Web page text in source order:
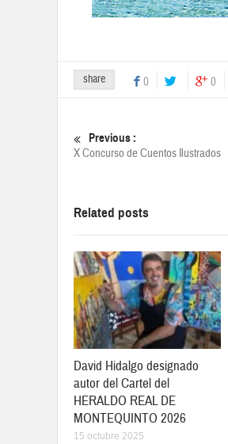
share 0 0
Previous :
X Concurso de Cuentos Ilustrados
Related posts
David Hidalgo designado
autor del Cartel del
HERALDO REAL DE
MONTEQUINTO 2026
15 octubre 2025